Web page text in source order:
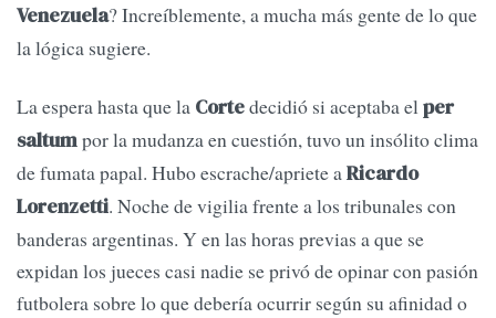
Venezuela? Increíblemente, a mucha más gente de lo que
la lógica sugiere.
La espera hasta que la Cortedecidió si aceptaba elper
saltumpor la mudanza en cuestión, tuvo un insólito clima
de fumata papal. Hubo escrache/apriete aRicardo
Lorenzetti. Noche de vigilia frente a los tribunales con
banderas argentinas. Y en las horas previas a que se
expidan los jueces casi nadie se privó de opinar con pasión
futbolera sobre lo que debería ocurrir según su afinidad o